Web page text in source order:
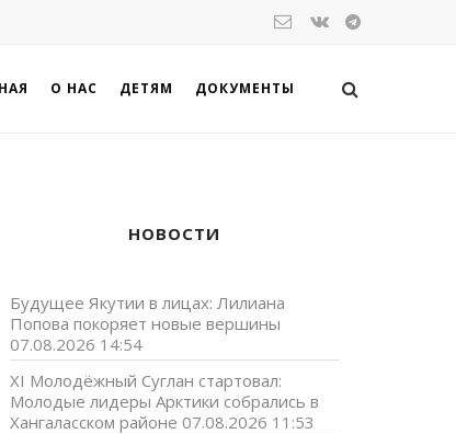
О НАС ДЕТЯМ ДОКУМЕНТЫ
НОВОСТИ
Будущее Якутии в лицах: Лилиана
Попова покоряет новые вершины
07.08.2026 14:54
XI Молодёжный Суглан стартовал:
Молодые лидеры Арктики собрались в
Хангаласском районе 07.08.2026 11:53